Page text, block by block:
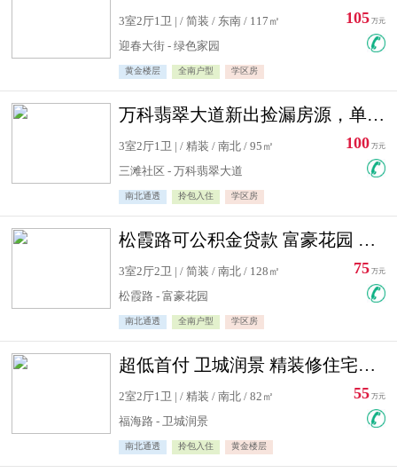
3室2厅1卫 | / 简装 / 东南 / 117㎡
迎春大街 - 绿色家园
黄金楼层 全南户型 学区房
105 万元
万科翡翠大道新出捡漏房源，单价10500精装修
3室2厅1卫 | / 精装 / 南北 / 95㎡
三滩社区 - 万科翡翠大道
南北通透 拎包入住 学区房
100 万元
松霞路可公积金贷款 富豪花园 复式住宅急售送小棚
3室2厅2卫 | / 简装 / 南北 / 128㎡
松霞路 - 富豪花园
南北通透 全南户型 学区房
75 万元
超低首付 卫城润景 精装修住宅急售 可公积金贷款
2室2厅1卫 | / 精装 / 南北 / 82㎡
福海路 - 卫城润景
南北通透 拎包入住 黄金楼层
55 万元